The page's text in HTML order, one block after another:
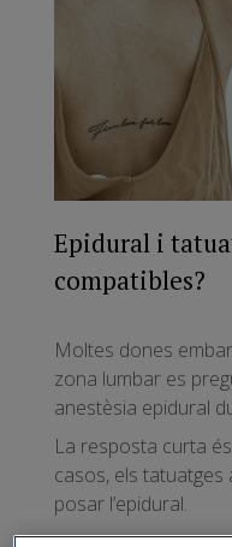
Epidural i
compatibles?
Moltes dones
zona lumbar es
anestèsia epidural
La resposta curta
casos, els tatuatges
posar l’epidural.